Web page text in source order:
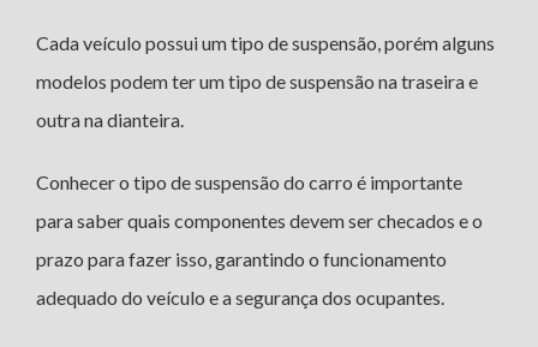
Cada veículo possui um tipo de suspensão, porém alguns
modelos podem ter um tipo de suspensão na traseira e
outra na dianteira.
Conhecer o tipo de suspensão do carro é importante
para saber quais componentes devem ser checados e o
prazo para fazer isso, garantindo o funcionamento
adequado do veículo e a segurança dos ocupantes.